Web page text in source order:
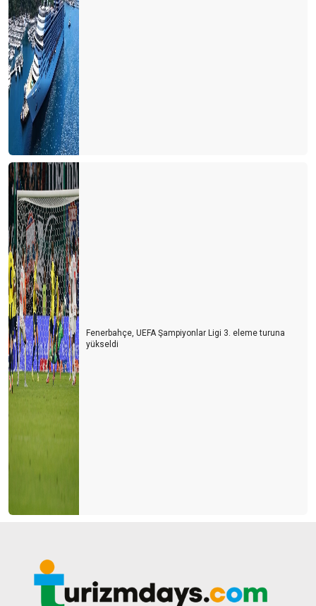
Fenerbahçe, UEFA Şampiyonlar Ligi 3. eleme turuna
yükseldi